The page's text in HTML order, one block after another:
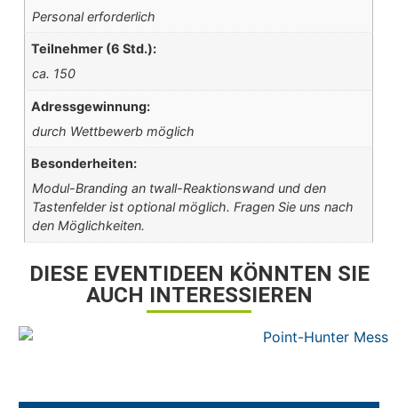
Personal erforderlich
Teilnehmer (6 Std.):
ca. 150
Adressgewinnung:
durch Wettbewerb möglich
Besonderheiten:
Modul-Branding an twall-Reaktionswand und den
Tastenfelder ist optional möglich. Fragen Sie uns nach
den Möglichkeiten.
DIESE EVENTIDEEN KÖNNTEN SIE
AUCH INTERESSIEREN